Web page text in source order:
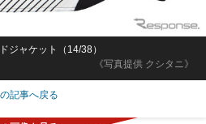
《写真提供 クシタニ》
ジャケット（14/38）
の記事へ戻る